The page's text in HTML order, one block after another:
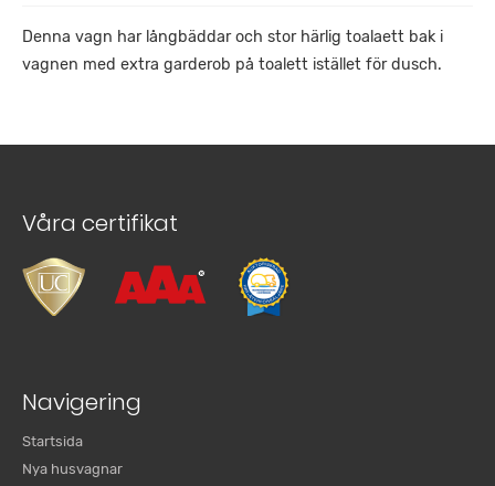
Denna vagn har långbäddar och stor härlig toalaett bak i
vagnen med extra garderob på toalett istället för dusch.
Våra certifikat
Navigering
Startsida
Nya husvagnar